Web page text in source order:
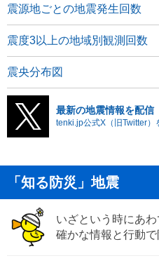
震源地ごとの地震発生回数
震度3以上の地域別観測回数
震央分布図
最新の地震情報を配信
tenki.jp公式X（旧Twitter）
「知る防災」地震
いざという時にあ
確かな情報と行動